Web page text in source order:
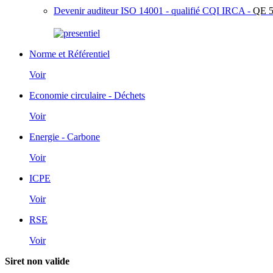
Devenir auditeur ISO 14001 - qualifié CQI IRCA - QE
Norme et Référentiel
Voir
Economie circulaire - Déchets
Voir
Energie - Carbone
Voir
ICPE
Voir
RSE
Voir
Siret non valide